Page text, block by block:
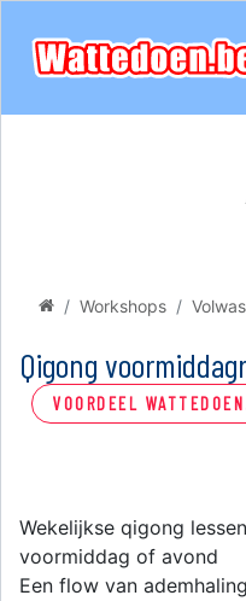
Workshops
Qigong
VOORDEEL
Wekelijkse qigong
voormiddag of avond
Een flow van